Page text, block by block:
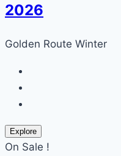
2026
Golden Route Winter
Explore
On Sale !